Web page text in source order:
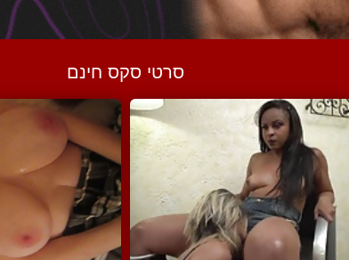
סרטי סקס חינם